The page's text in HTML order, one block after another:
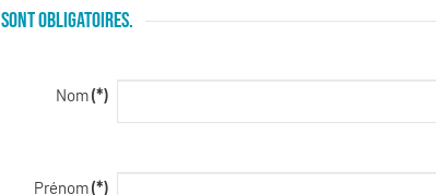
SONT OBLIGATOIRES.
Nom(*)
Prénom(*)